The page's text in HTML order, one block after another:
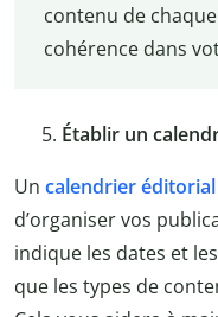
contenu de
cohérence dans
Établir un
Un calendrier éditorial
d’organiser vos
indique les dates et
que les types de